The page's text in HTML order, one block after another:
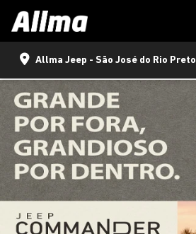
Allma Jeep - São José do Rio Preto